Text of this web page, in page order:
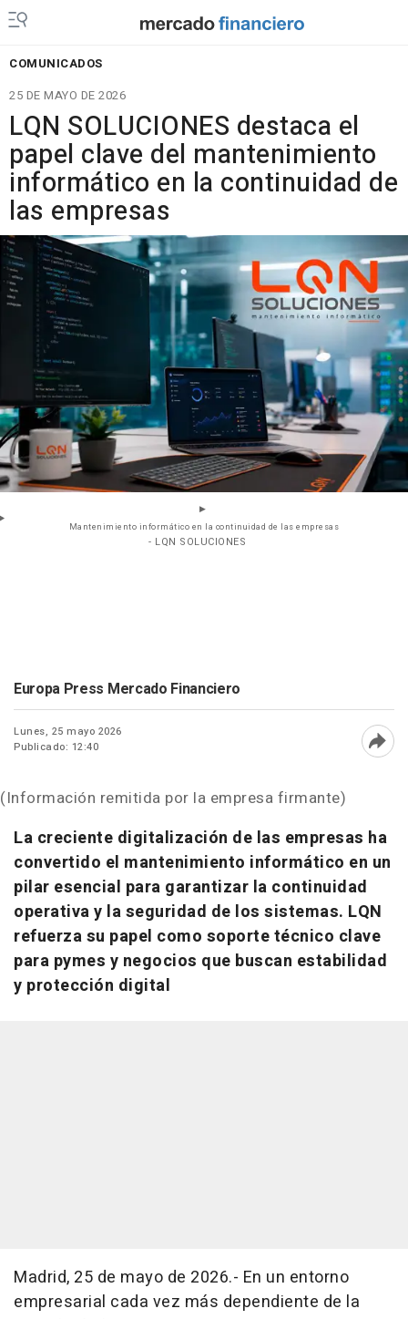
COMUNICADOS
25 DE MAYO DE 2026
LQN SOLUCIONES destaca el
papel clave del mantenimiento
informático en la continuidad de
las empresas
Mantenimiento informático en la continuidad de las empresas
- LQN SOLUCIONES
Europa Press Mercado Financiero
Lunes, 25 mayo 2026
Publicado: 12:40
(Información remitida por la empresa firmante)
La creciente digitalización de las empresas ha
convertido el mantenimiento informático en un
pilar esencial para garantizar la continuidad
operativa y la seguridad de los sistemas. LQN
refuerza su papel como soporte técnico clave
para pymes y negocios que buscan estabilidad
y protección digital
Madrid, 25 de mayo de 2026.- En un entorno
empresarial cada vez más dependiente de la